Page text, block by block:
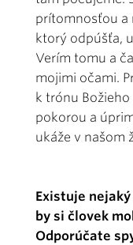
prítomnosťou a
ktorý odpúšťa,
Verím tomu a
mojimi očami.
k trónu
pokorou a
ukáže v našom
Existuje
by si človek
Odporúčate